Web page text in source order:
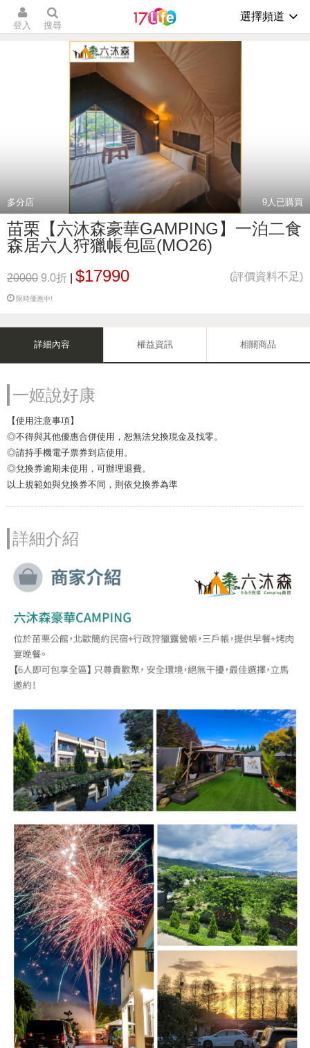
登入 搜尋
選擇頻道
多分店 9人已購買
苗栗【六沐森豪華GAMPING】一泊二食
森居六人狩獵帳包區(MO26)
20000 9.0折 $17990 (評價資料不足)
限時優惠中!
詳細內容 權益資訊 相關商品
一姬說好康
【使用注意事項】
◎不得與其他優惠合併使用，恕無法兌換現金及找零。
◎請持手機電子票券到店使用。
◎兌換券逾期未使用，可辦理退費。
以上規範如與兌換券不同，則依兌換券為準
詳細介紹